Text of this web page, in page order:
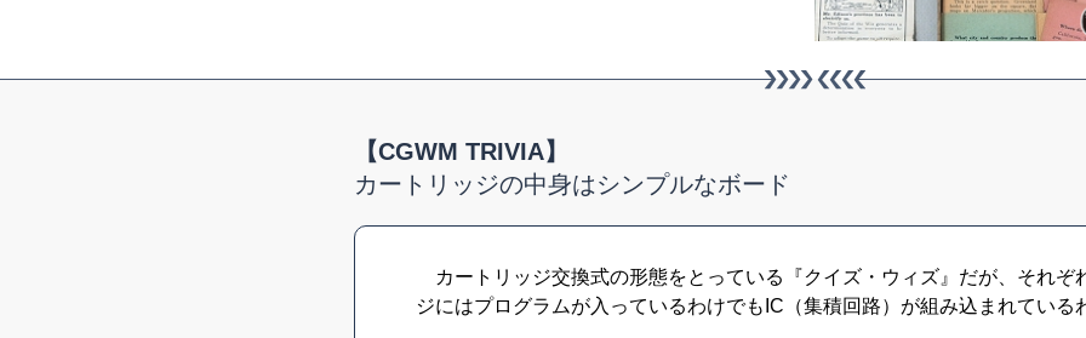
【CGWM TRIVIA】
カートリッジの中身はシンプルなボード
カートリッジ交換式の形態をとっている『クイズ・ウィズ』だが、それぞ
ジにはプログラムが入っているわけでもIC（集積回路）が組み込まれている